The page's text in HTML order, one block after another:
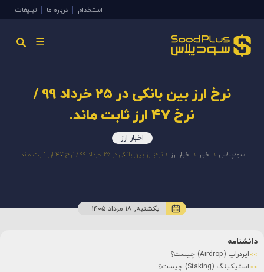
استخدام درباره ما تبلیغات
☰
نرخ ارز بین بانکی در 25 خرداد 99 /
نرخ 47 ارز ثابت ماند.
اخبار ارز
سودپلاس » اخبار » اخبار ارز »نرخ ارز بین بانکی در 25 خرداد 99 / نرخ 47 ارز ثابت ماند.
یکشنبه, ۱۸ مرداد ۱۴۰۵
دانشنامه
ایردراپ (Airdrop) چیست؟
استیکینگ (Staking) چیست؟